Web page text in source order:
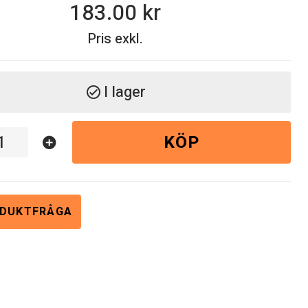
Pris exkl.
183.00
check_circle I lager
add_circle KÖP